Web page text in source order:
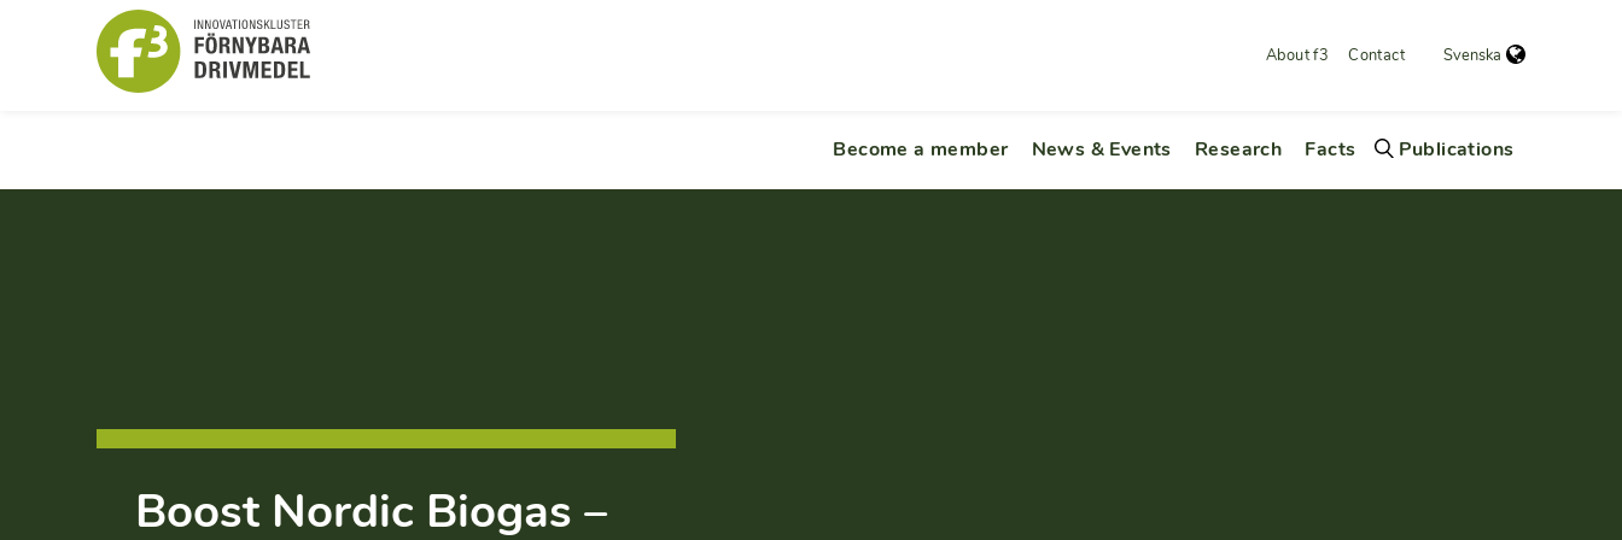
About f3 Contact Svenska
Become a member News & Events Research Facts Publications
Boost Nordic Biogas –